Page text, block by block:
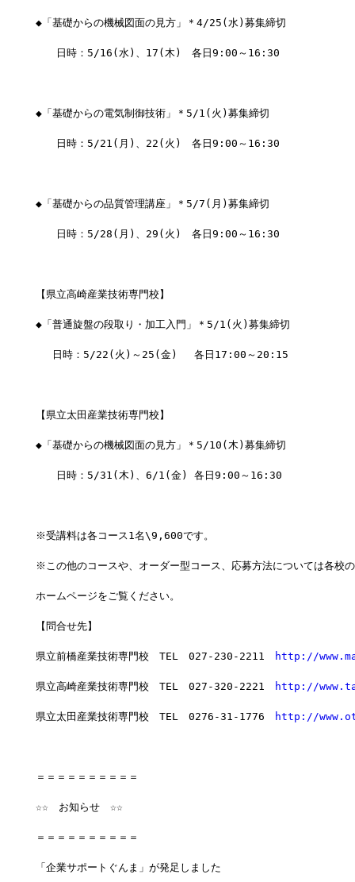
◆「基礎からの機械図面の見方」＊4/25(水)募集締切
日時：5/16(水)、17(木)　各日9:00～16:30
◆「基礎からの電気制御技術」＊5/1(火)募集締切
日時：5/21(月)、22(火)　各日9:00～16:30
◆「基礎からの品質管理講座」＊5/7(月)募集締切
日時：5/28(月)、29(火)　各日9:00～16:30
【県立高崎産業技術専門校】
◆「普通旋盤の段取り・加工入門」＊5/1(火)募集締切
日時：5/22(火)～25(金)　 各日17:00～20:15
【県立太田産業技術専門校】
◆「基礎からの機械図面の見方」＊5/10(木)募集締切
日時：5/31(木)、6/1(金) 各日9:00～16:30
※受講料は各コース1名\9,600です。
※この他のコースや、オーダー型コース、応募方法については各校の
ホームページをご覧ください。
【問合せ先】
県立前橋産業技術専門校　TEL　027-230-2211 http://
県立高崎産業技術専門校　TEL　027-320-2221 http://
県立太田産業技術専門校　TEL　0276-31-1776 http://
＝＝＝＝＝＝＝＝＝＝
☆☆　お知らせ　☆☆
＝＝＝＝＝＝＝＝＝＝
「企業サポートぐんま」が発足しました